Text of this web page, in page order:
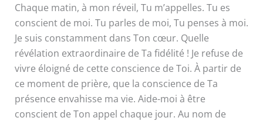
Chaque matin, à mon réveil, Tu m’appelles. Tu es
conscient de moi. Tu parles de moi, Tu penses à moi.
Je suis constamment dans Ton cœur. Quelle
révélation extraordinaire de Ta fidélité ! Je refuse de
vivre éloigné de cette conscience de Toi. À partir de
ce moment de prière, que la conscience de Ta
présence envahisse ma vie. Aide-moi à être
conscient de Ton appel chaque jour. Au nom de